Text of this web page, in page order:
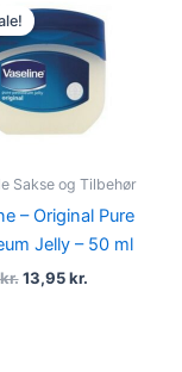
Sakse og Tilbehør
– Original Pure
Jelly – 50 ml
kr.
price
was:
40,00 kr..
13,95kr.
price
is:
13,95 kr..